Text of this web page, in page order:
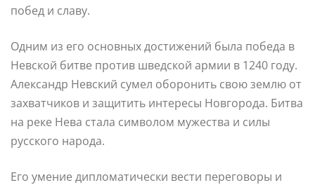
побед и славу.
Одним из его основных достижений была победа в
Невской битве против шведской армии в 1240 году.
Александр Невский сумел оборонить свою землю от
захватчиков и защитить интересы Новгорода. Битва
на реке Нева стала символом мужества и силы
русского народа.
Его умение дипломатически вести переговоры и